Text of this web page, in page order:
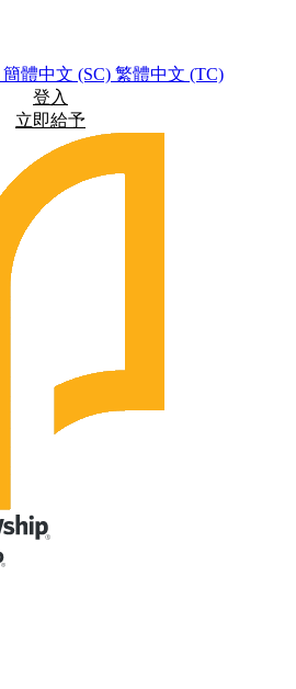
簡體中文 (SC) 繁體中文 (TC)
登入
立即給予